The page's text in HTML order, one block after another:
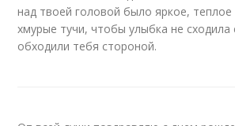
над твоей головой было яркое, теплое
хмурые тучи, чтобы улыбка не сходила
обходили тебя стороной.